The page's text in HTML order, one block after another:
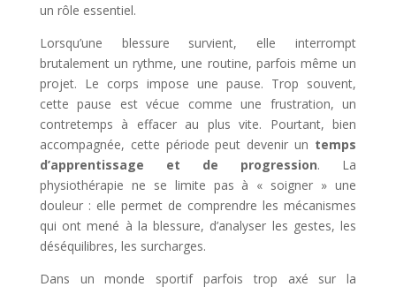
un rôle essentiel.
Lorsqu’une blessure survient, elle interrompt
brutalement un rythme, une routine, parfois même un
projet. Le corps impose une pause. Trop souvent,
cette pause est vécue comme une frustration, un
contretemps à effacer au plus vite. Pourtant, bien
accompagnée, cette période peut devenir un temps
d’apprentissage et de progression. La
physiothérapie ne se limite pas à « soigner » une
douleur : elle permet de comprendre les mécanismes
qui ont mené à la blessure, d’analyser les gestes, les
déséquilibres, les surcharges.
Dans un monde sportif parfois trop axé sur la